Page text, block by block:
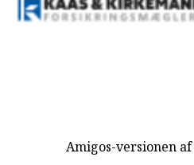
Amigos-versionen